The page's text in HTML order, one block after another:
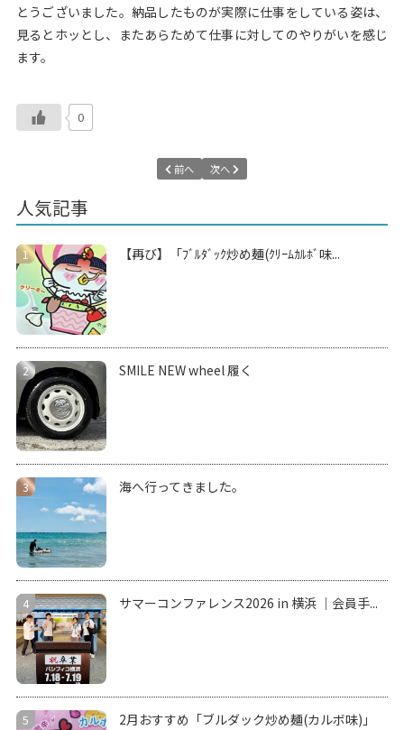
とうございました。納品したものが実際に仕事をしている姿は、
見るとホッとし、またあらためて仕事に対してのやりがいを感じ
ます。
0
前へ 次へ
人気記事
【再び】「ﾌﾞﾙﾀﾞｯｸ炒め麺(ｸﾘｰﾑｶﾙﾎﾞ味...
SMILE NEW wheel 履く
海へ行ってきました。
サマーコンファレンス2026 in 横浜 ｜会員手...
2月おすすめ「ブルダック炒め麺(カルボ味)」